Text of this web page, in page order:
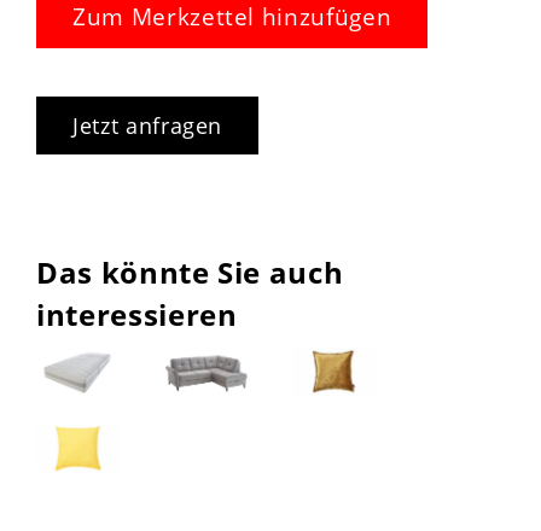
Zum Merkzettel hinzufügen
Jetzt anfragen
Das könnte Sie auch
interessieren